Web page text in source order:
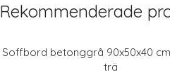
Rekommenderade